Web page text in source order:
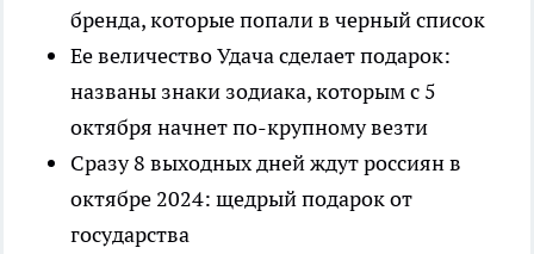
бренда, которые попали в черный список
Ее величество Удача сделает подарок:
названы знаки зодиака, которым с 5
октября начнет по-крупному везти
Сразу 8 выходных дней ждут россиян в
октябре 2024: щедрый подарок от
государства